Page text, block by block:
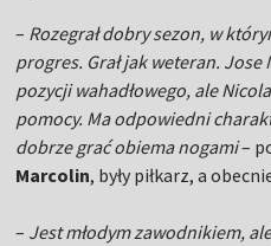
– Rozegrał dobry sezon, w
progres. Grał jak weteran.
pozycji wahadłowego, ale
pomocy. Ma odpowiedni
dobrze grać obiema nogami–
Marcolin, były piłkarz, a
– Jest młodym zawodnikiem,